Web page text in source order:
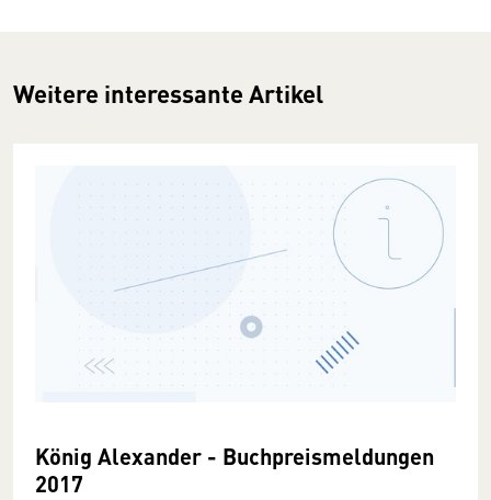
Weitere interessante Artikel
König Alexander - Buchpreismeldungen
2017